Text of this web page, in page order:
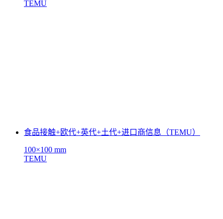
TEMU
食品接触+欧代+英代+土代+进口商信息（TEMU）
100×100 mm
TEMU